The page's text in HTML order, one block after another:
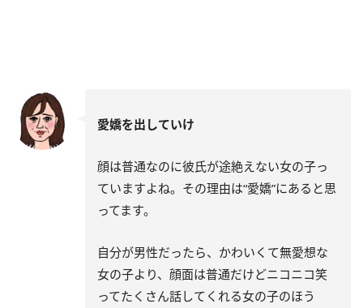
愛嬌を出していけ
顔は普通なのに彼氏が途絶えない女の子っ
ていますよね。その理由は“愛嬌”にあると思
ってます。
自分が男性だったら、かわいくて無愛想な
女の子より、顔面は普通だけどニコニコ笑
ってたくさん話してくれる女の子のほう